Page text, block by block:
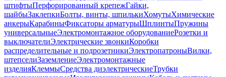
штифтыПерфорированный крепежГайки,
шайбыЗаклепкиБолты, винты, шпилькиХомутыХимические
анкерыКарабиныФиксаторы арматурыШплинтыПружины
универсальныеЭлектромонтажное оборудованиеРозетки и
выключателиЭлектрические звонкиКоробки
распределительные и подрозетникиЭлектропатроныВилки,
штепселиЗаземлениеЭлектромонтажные
изделияКлеммыСредства диэлектрическиеТрубки